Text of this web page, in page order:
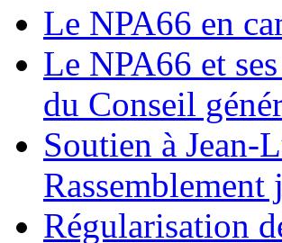
Le NPA66 en
Le NPA66 et
du Conseil
Soutien à
Régularisation